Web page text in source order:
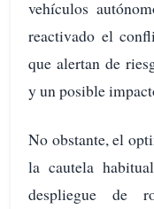
vehículos
reactivado el
que alertan de
y un posible
No obstante, el
la cautela
despliegue de